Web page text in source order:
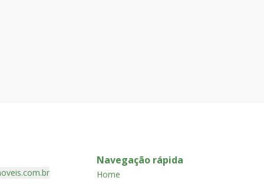
Navegação rápida
Home